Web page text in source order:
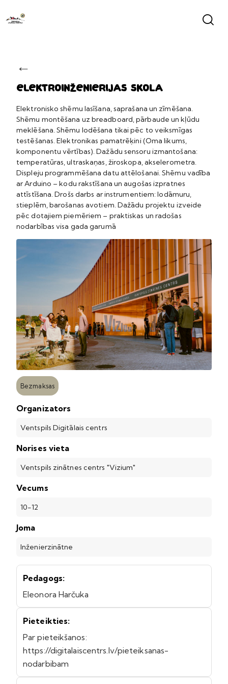
←
Elektroinženierijas skola
Elektronisko shēmu lasīšana, saprašana un zīmēšana.
Shēmu montēšana uz breadboard, pārbaude un kļūdu
meklēšana. Shēmu lodēšana tikai pēc to veiksmīgas
testēšanas. Elektronikas pamatrēķini (Oma likums,
komponentu vērtības). Dažādu sensoru izmantošana:
temperatūras, ultraskaņas, žiroskopa, akselerometra.
Displeju programmēšana datu attēlošanai. Shēmu vadība
ar Arduino – kodu rakstīšana un augošas izpratnes
attīstīšana. Drošs darbs ar instrumentiem: lodāmuru,
stieplēm, barošanas avotiem. Dažādu projektu izveide
pēc dotajiem piemēriem – praktiskas un radošas
nodarbības visa gada garumā
Bezmaksas
Organizators
Ventspils Digitālais centrs
Norises vieta
Ventspils zinātnes centrs "Vizium"
Vecums
10-12
Joma
Inženierzinātne
Pedagogs:
Eleonora Harčuka
Pieteikties:
Par pieteikšanos:
https://digitalaiscentrs.lv/pieteiksanas-
nodarbibam